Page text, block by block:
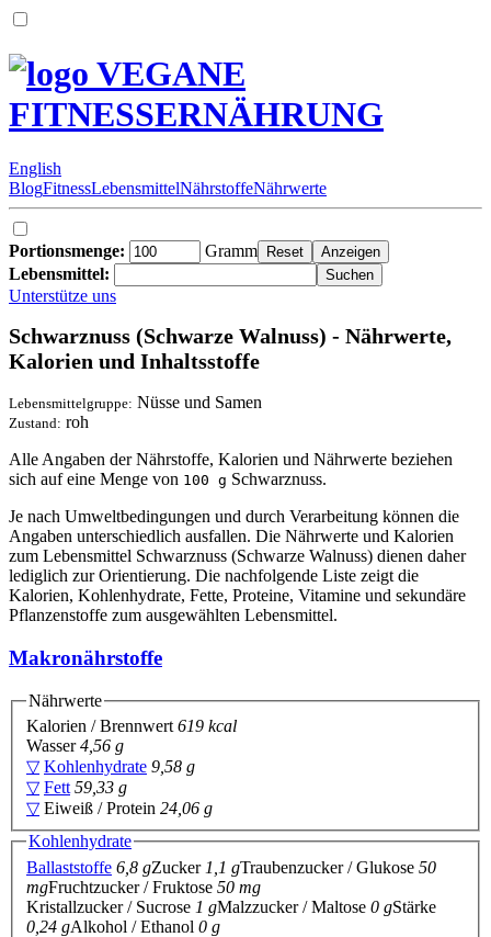
VEGANE
FITNESSERNÄHRUNG
English
BlogFitnessLebensmittelNährstoffeNährwerte
Portionsmenge:
Gramm
Lebensmittel:
Unterstütze uns
Schwarznuss (Schwarze Walnuss) - Nährwerte,
Kalorien und Inhaltsstoffe
Lebensmittelgruppe: Nüsse und Samen
Zustand: roh
Alle Angaben der Nährstoffe, Kalorien und Nährwerte beziehen
sich auf eine Menge von 100 g Schwarznuss.
Je nach Umweltbedingungen und durch Verarbeitung können die
Angaben unterschiedlich ausfallen. Die Nährwerte und Kalorien
zum Lebensmittel Schwarznuss (Schwarze Walnuss) dienen daher
lediglich zur Orientierung. Die nachfolgende Liste zeigt die
Kalorien, Kohlenhydrate, Fette, Proteine, Vitamine und sekundäre
Pflanzenstoffe zum ausgewählten Lebensmittel.
Makronährstoffe
Nährwerte
Kalorien / Brennwert 619 kcal
Wasser4,56 g
▽ Kohlenhydrate 9,58 g
▽ Fett 59,33 g
▽ Eiweiß / Protein 24,06 g
Kohlenhydrate
Ballaststoffe 6,8 gZucker 1,1 gTraubenzucker / Glukose 50
mgFruchtzucker / Fruktose 50 mg
Kristallzucker / Sucrose 1 gMalzzucker / Maltose 0 gStärke
0,24 gAlkohol / Ethanol 0 g